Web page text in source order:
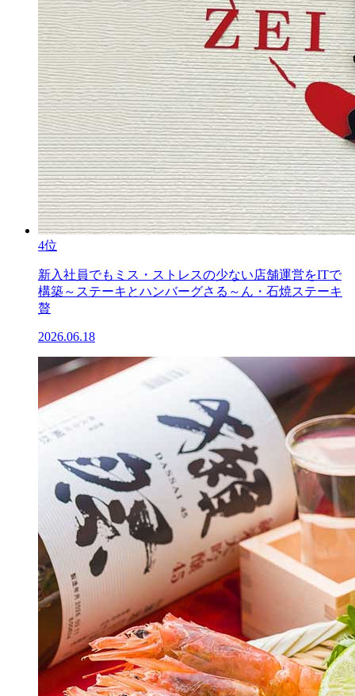
4位
新入社員でもミス・ストレスの少ない店舗運営をITで
構築～ステーキとハンバーグさる～ん・石焼ステーキ
贅
2026.06.18